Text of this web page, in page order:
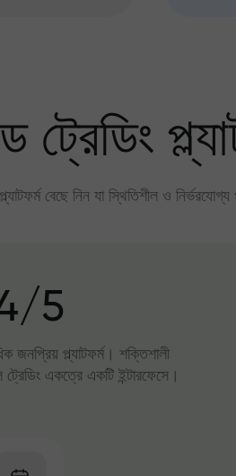
বেছে নিন যা স্থিতিশীল ও নির্ভরযোগ্য
4/5
জনপ্রিয় প্ল্যাটফর্ম। শক্তিশালী
একত্রে একটি ইন্টারফেসে।